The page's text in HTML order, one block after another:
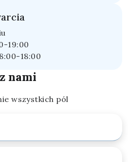
19:00
18:00
nami
wszystkich pól